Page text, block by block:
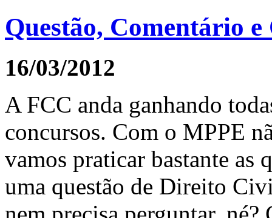
Questão, Comentário e
16/03/2012
A FCC anda ganhando
concursos. Com o MPPE
vamos praticar bastante as
uma questão de Direito